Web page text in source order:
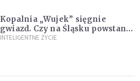
Kopalnia „Wujek” sięgnie
gwiazd. Czy na Śląsku powstanie
„Dolina Krzemowa”?
INTELIGENTNE ŻYCIE